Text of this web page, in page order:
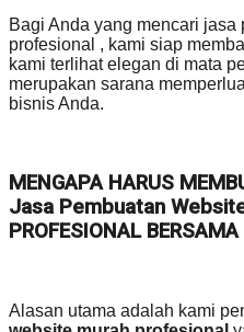
Bagi Anda yang mencari
profesional , kami siap
kami terlihat elegan di mata
merupakan sarana
bisnis Anda.
MENGAPA HARUS
Jasa Pembuatan
PROFESIONAL
Alasan utama adalah kami